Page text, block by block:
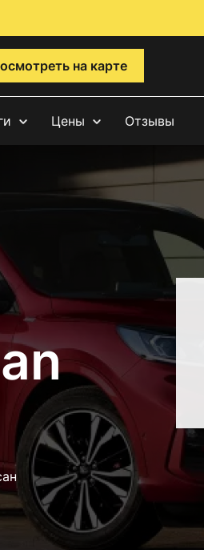
на карте
Цены Отзывы